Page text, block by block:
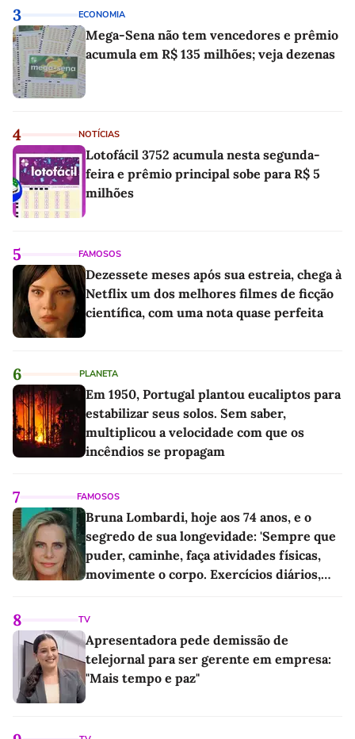
3 ECONOMIA
Mega-Sena não tem vencedores e prêmio
acumula em R$ 135 milhões; veja dezenas
4 NOTÍCIAS
Lotofácil 3752 acumula nesta segunda-
feira e prêmio principal sobe para R$ 5
milhões
5 FAMOSOS
Dezessete meses após sua estreia, chega à
Netflix um dos melhores filmes de ficção
científica, com uma nota quase perfeita
6 PLANETA
Em 1950, Portugal plantou eucaliptos para
estabilizar seus solos. Sem saber,
multiplicou a velocidade com que os
incêndios se propagam
7 FAMOSOS
Bruna Lombardi, hoje aos 74 anos, e o
segredo de sua longevidade: 'Sempre que
puder, caminhe, faça atividades físicas,
movimente o corpo. Exercícios diários,
8 TV
Apresentadora pede demissão de
telejornal para ser gerente em empresa:
"Mais tempo e paz"